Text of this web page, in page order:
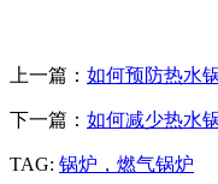
上一篇： 如何预防热水
下一篇： 如何减少热水
TAG: 锅炉，燃气锅炉